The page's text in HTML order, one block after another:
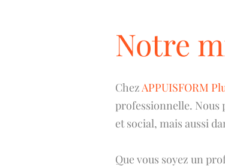
Notre
ChezAPPUISFORM
professionnelle.
et social, mais aussi
Que vous soyez un